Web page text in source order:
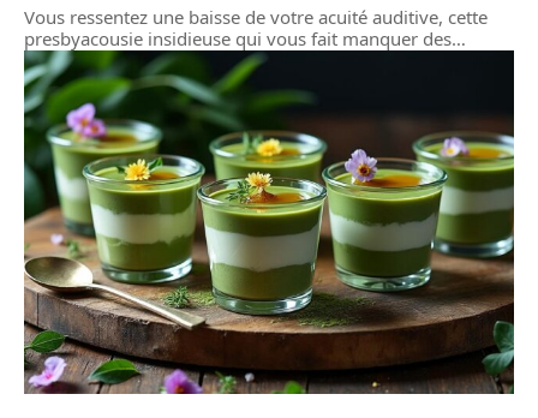
Vous ressentez une baisse de votre acuité auditive, cette
presbyacousie insidieuse qui vous fait manquer des…